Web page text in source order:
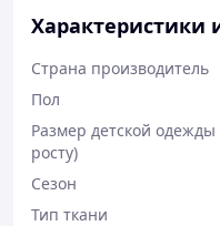
Характеристики
Страна производитель
Пол
Размер детской одежды
росту)
Сезон
Тип ткани